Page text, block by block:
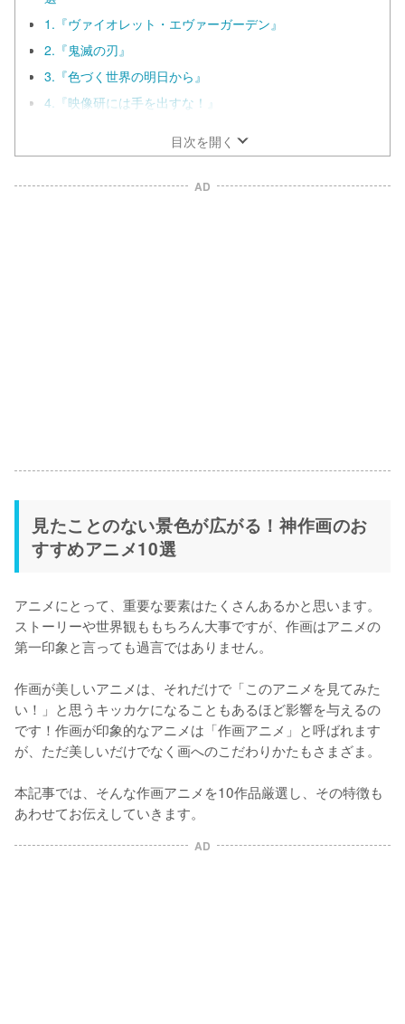
1.『ヴァイオレット・エヴァーガーデン』
2.『鬼滅の刃』
3.『色づく世界の明日から』
4.『映像研には手を出すな！』
目次を開く
AD
見たことのない景色が広がる！神作画のお
すすめアニメ10選
アニメにとって、重要な要素はたくさんあるかと思います。
ストーリーや世界観ももちろん大事ですが、作画はアニメの
第一印象と言っても過言ではありません。
作画が美しいアニメは、それだけで「このアニメを見てみた
い！」と思うキッカケになることもあるほど影響を与えるの
です！作画が印象的なアニメは「作画アニメ」と呼ばれます
が、ただ美しいだけでなく画へのこだわりかたもさまざま。
本記事では、そんな作画アニメを10作品厳選し、その特徴も
あわせてお伝えしていきます。
AD